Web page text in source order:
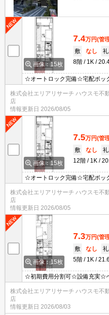
画像：15枚
7.4万円(管
敷
なし 礼
8階
1K
☆オートロック完備☆宅配ボ
株式会社エリアリサーチ ハウスモ不
店
情報更新日 2026/08/05
画像：15枚
7.5万円(管
敷
なし 礼
12階
1K
☆オートロック完備☆宅配ボ
株式会社エリアリサーチ ハウスモ不
店
情報更新日 2026/08/05
画像：15枚
7.3万円(管
敷
なし 礼
5階
1K
☆初期費用分割可☆設備充実☆
株式会社エリアリサーチ ハウスモ不
店
情報更新日 2026/08/03